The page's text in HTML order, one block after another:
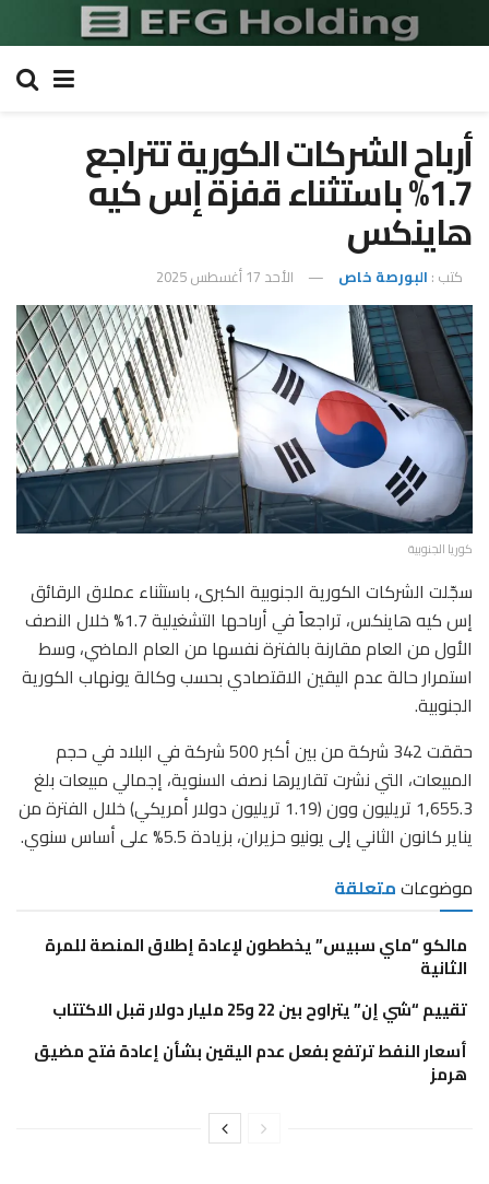
أرباح الشركات الكورية تتراجع
1.7% باستثناء قفزة إس كيه
هاينكس
كتب : البورصة خاص الأحد 17 أغسطس 2025
كوريا الجنوبية
سجّلت الشركات الكورية الجنوبية الكبرى، باستثناء عملاق الرقائق
إس كيه هاينكس، تراجعاً في أرباحها التشغيلية 1.7% خلال النصف
الأول من العام مقارنة بالفترة نفسها من العام الماضي، وسط
استمرار حالة عدم اليقين الاقتصادي بحسب وكالة يونهاب الكورية
الجنوبية.
حققت 342 شركة من بين أكبر 500 شركة في البلاد في حجم
المبيعات، التي نشرت تقاريرها نصف السنوية، إجمالي مبيعات بلغ
1,655.3 تريليون وون (1.19 تريليون دولار أمريكي) خلال الفترة من
يناير كانون الثاني إلى يونيو حزيران، بزيادة 5.5% على أساس سنوي.
موضوعاتمتعلقة
مالكو “ماي سبيس” يخططون لإعادة إطلاق المنصة للمرة
الثانية
تقييم “شي إن” يتراوح بين 22 و25 مليار دولار قبل الاكتتاب
أسعار النفط ترتفع بفعل عدم اليقين بشأن إعادة فتح مضيق
هرمز